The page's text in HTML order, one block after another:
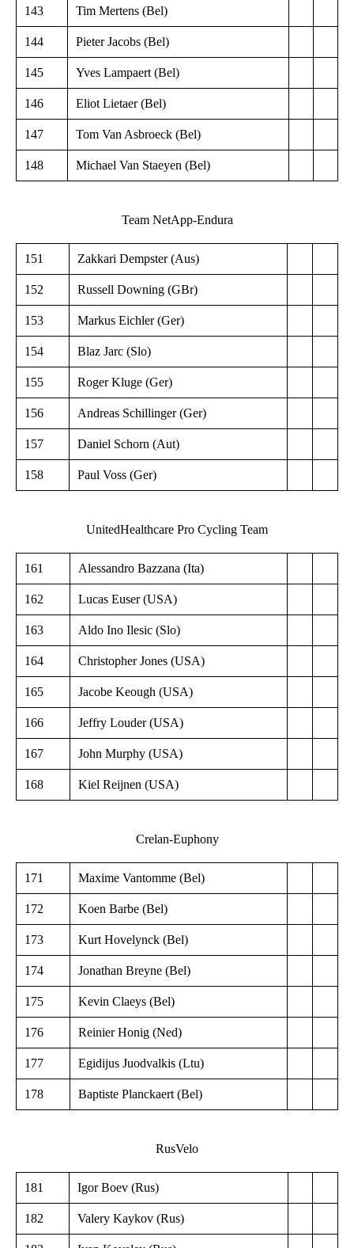
143 Tim Mertens (Bel)
144 Pieter Jacobs (Bel)
145 Yves Lampaert (Bel)
146 Eliot Lietaer (Bel)
147 Tom Van Asbroeck (Bel)
148 Michael Van Staeyen (Bel)
Team NetApp-Endura
151 Zakkari Dempster (Aus)
152 Russell Downing (GBr)
153 Markus Eichler (Ger)
154 Blaz Jarc (Slo)
155 Roger Kluge (Ger)
156 Andreas Schillinger (Ger)
157 Daniel Schorn (Aut)
158 Paul Voss (Ger)
UnitedHealthcare Pro Cycling Team
161 Alessandro Bazzana (Ita)
162 Lucas Euser (USA)
163 Aldo Ino Ilesic (Slo)
164 Christopher Jones (USA)
165 Jacobe Keough (USA)
166 Jeffry Louder (USA)
167 John Murphy (USA)
168 Kiel Reijnen (USA)
Crelan-Euphony
171 Maxime Vantomme (Bel)
172 Koen Barbe (Bel)
173 Kurt Hovelynck (Bel)
174 Jonathan Breyne (Bel)
175 Kevin Claeys (Bel)
176 Reinier Honig (Ned)
177 Egidijus Juodvalkis (Ltu)
178 Baptiste Planckaert (Bel)
RusVelo
181 Igor Boev (Rus)
182 Valery Kaykov (Rus)